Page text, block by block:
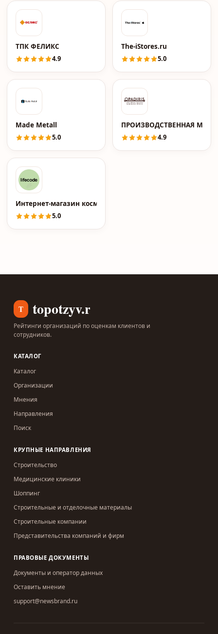
ТПК ФЕЛИКС
4.9
The-iStores.ru
5.0
Made Metall
5.0
ПРОИЗВОДСТВЕННАЯ
4.9
Интернет-магазин косметики Lifecode.pro
5.0
T topotzyv.ru
Рейтинги организаций по оценкам клиентов и
сотрудников.
КАТАЛОГ
Каталог
Организации
Мнения
Направления
Поиск
КРУПНЫЕ НАПРАВЛЕНИЯ
Строительство
Медицинские клиники
Шоппинг
Строительные и отделочные материалы
Строительные компании
Представительства компаний и фирм
ПРАВОВЫЕ ДОКУМЕНТЫ
Документы и оператор данных
Оставить мнение
support@newsbrand.ru